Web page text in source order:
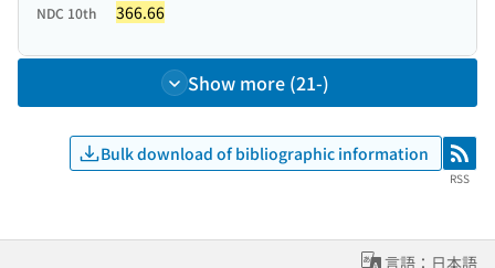
NDC 10th 366.66
Show more (21-)
Bulk download of bibliographic information RSS
RSS
言語：日本語